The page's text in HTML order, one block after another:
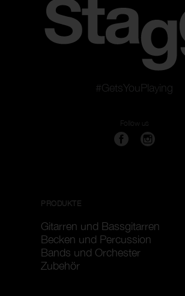
#GetsYouPlaying
Follow us
PRODUKTE
Gitarren und Bassgitarren
Becken und Percussion
Bands und Orchester
Zubehör